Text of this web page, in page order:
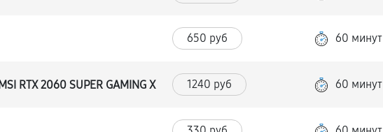
650 руб 60 минут
RTX 2060 SUPER GAMING X 1240 руб 60 минут